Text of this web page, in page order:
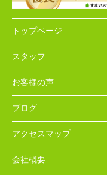
トップページ
スタッフ
お客様の声
ブログ
アクセスマップ
会社概要